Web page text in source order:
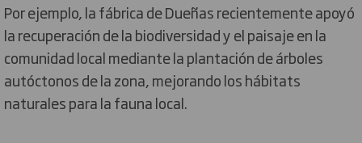
Por ejemplo, la fábrica de Dueñas recientemente apoyó
la recuperación de la biodiversidad y el paisaje en la
comunidad local mediante la plantación de árboles
autóctonos de la zona, mejorando los hábitats
naturales para la fauna local.